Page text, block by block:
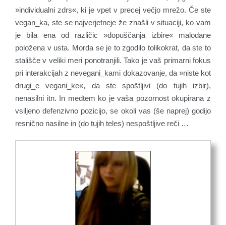
»individualni zdrs«, ki je vpet v precej večjo mrežo. Če ste
vegan_ka, ste se najverjetneje že znašli v situaciji, ko vam
je bila ena od različic »dopuščanja izbire« malodane
položena v usta. Morda se je to zgodilo tolikokrat, da ste to
stališče v veliki meri ponotranjili. Tako je vaš primarni fokus
pri interakcijah z nevegani_kami dokazovanje, da »niste kot
drugi_e vegani_ke«, da ste spoštljivi (do tujih izbir),
nenasilni itn. In medtem ko je vaša pozornost okupirana z
vsiljeno defenzivno pozicijo, se okoli vas (še naprej) godijo
resnično nasilne in (do tujih teles) nespoštljive reči …